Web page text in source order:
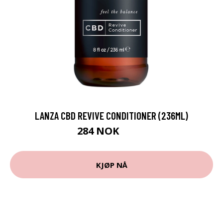
LANZA CBD REVIVE CONDITIONER (236ML)
284 NOK
KJØP NÅ